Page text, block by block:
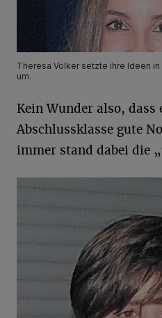
Theresa Völker setzte ihre Ideen
um.
Kein Wunder also,
Abschlussklasse gute
immer stand dabei die